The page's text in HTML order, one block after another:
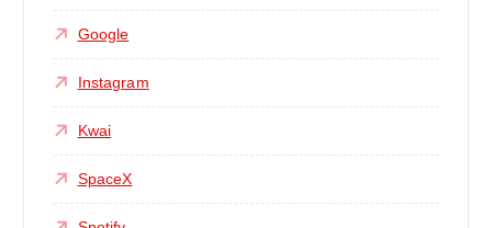
Google
Instagram
Kwai
SpaceX